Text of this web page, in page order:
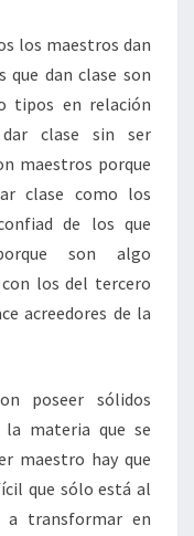
los maestros dan
que dan clase son
tipos en relación
clase sin ser
maestros porque
clase como los
de los que
son algo
los del tercero
acreedores de la
poseer sólidos
materia que se
maestro hay que
que sólo está al
a transformar en